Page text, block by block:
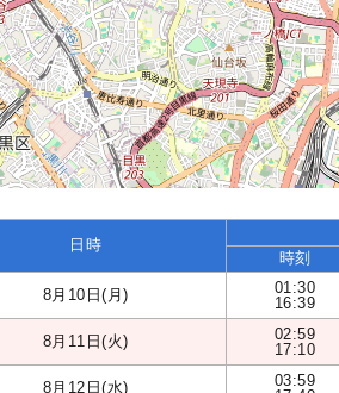
日時
時刻
8月10日(月)
01:30
16:39
8月11日(火)
02:59
17:10
8月12日(水)
03:59